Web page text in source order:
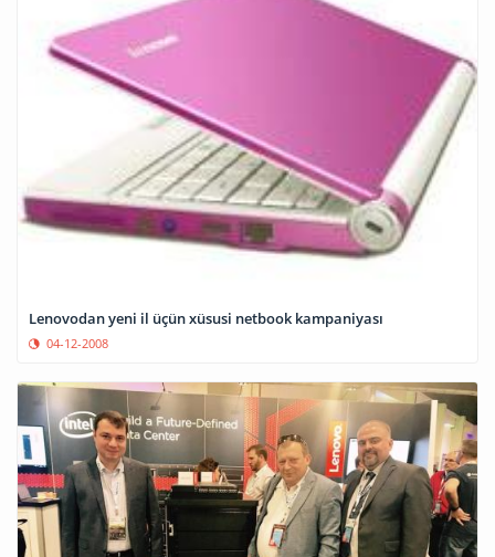
Lenovodan yeni il üçün xüsusi netbook kampaniyası
04-12-2008